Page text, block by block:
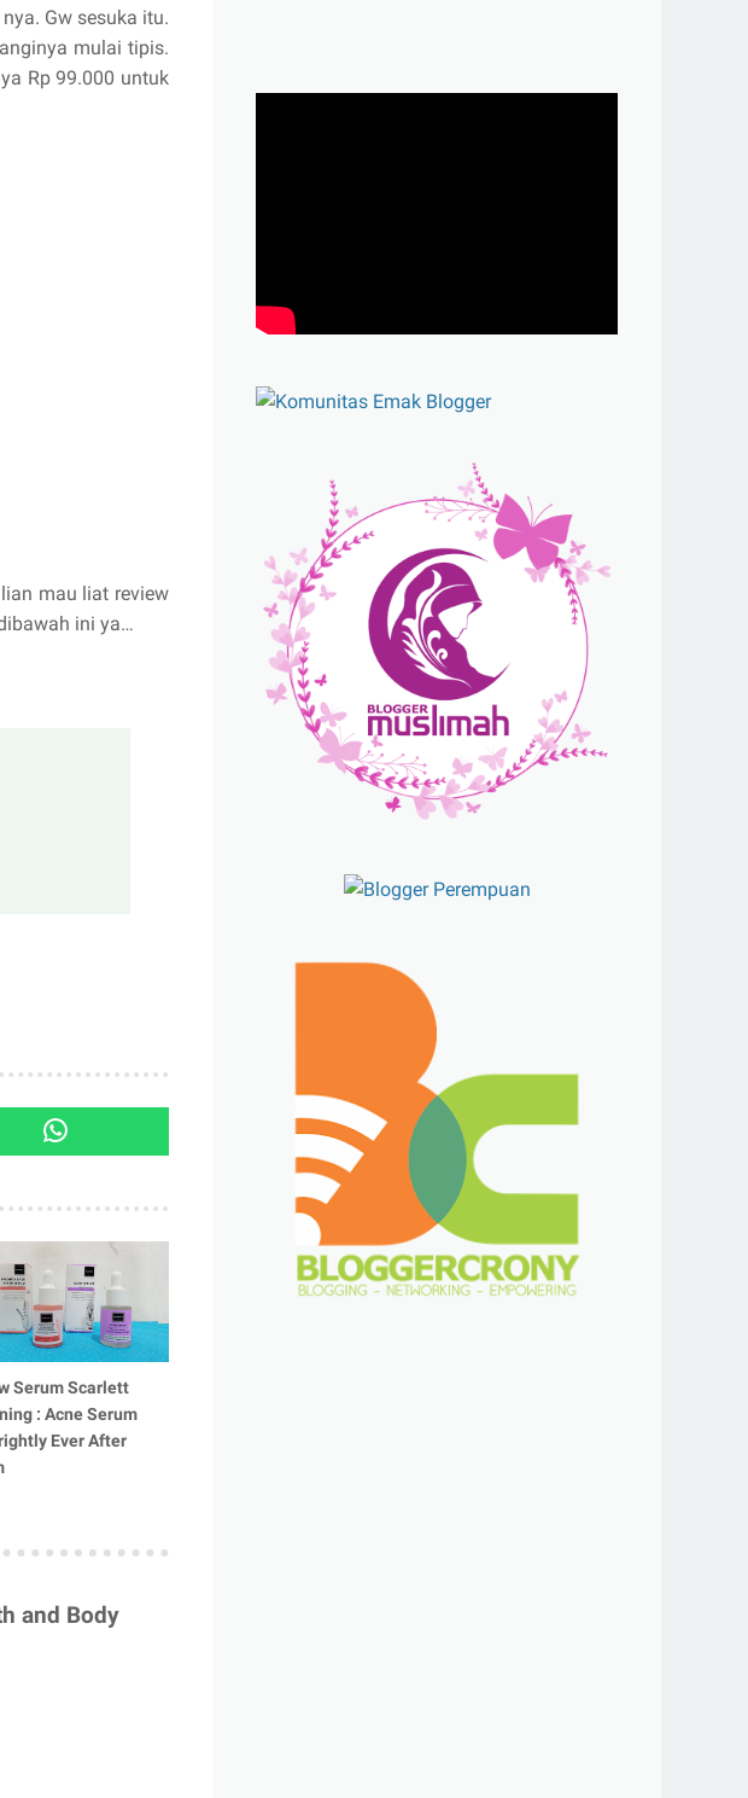
Gw sesuka itu.
mulai tipis.
Rp 99.000 untuk
mau liat review
ini ya…
Serum Scarlett
: Acne Serum
Ever After
and Body